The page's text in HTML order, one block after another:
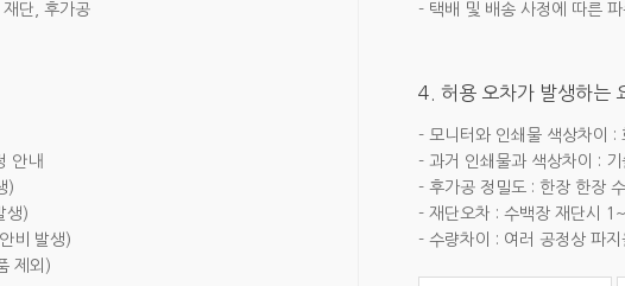
단, 후가공
안내
)
생)
비 발생)
제외)
- 택배 및 배송 사정에 따른
4. 허용 오차가 발생하는
- 모니터와 인쇄물 색상차이
- 과거 인쇄물과 색상차이 :
- 후가공 정밀도 : 한장 한장
- 재단오차 : 수백장 재단시
- 수량차이 : 여러 공정상 파